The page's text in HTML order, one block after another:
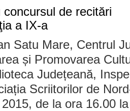
Satu Mare, Centrul
și Promovarea
Județeană,
Scriitorilor de
de la ora 16.00